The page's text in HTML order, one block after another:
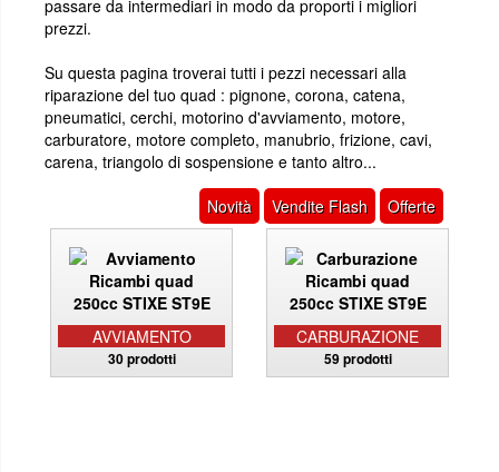
passare da intermediari in modo da proporti i migliori
prezzi.
Su questa pagina troverai tutti i pezzi necessari alla
riparazione del tuo quad : pignone, corona, catena,
pneumatici, cerchi, motorino d'avviamento, motore,
carburatore, motore completo, manubrio, frizione, cavi,
carena, triangolo di sospensione e tanto altro...
Novità
Vendite Flash Offerte
AVVIAMENTO
30 prodotti
CARBURAZIONE
59 prodotti